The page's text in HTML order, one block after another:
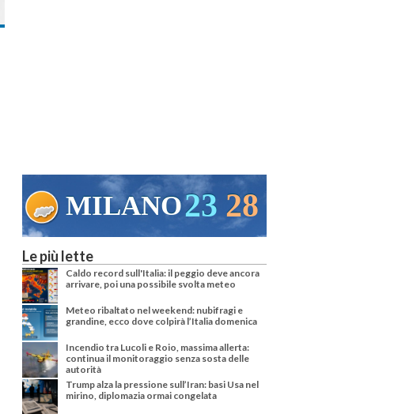
MILANO23 28
Le più lette
Caldo record sull'Italia: il peggio deve ancora
arrivare, poi una possibile svolta meteo
Meteo ribaltato nel weekend: nubifragi e
grandine, ecco dove colpirà l’Italia domenica
Incendio tra Lucoli e Roio, massima allerta:
continua il monitoraggio senza sosta delle
autorità
Trump alza la pressione sull’Iran: basi Usa nel
mirino, diplomazia ormai congelata